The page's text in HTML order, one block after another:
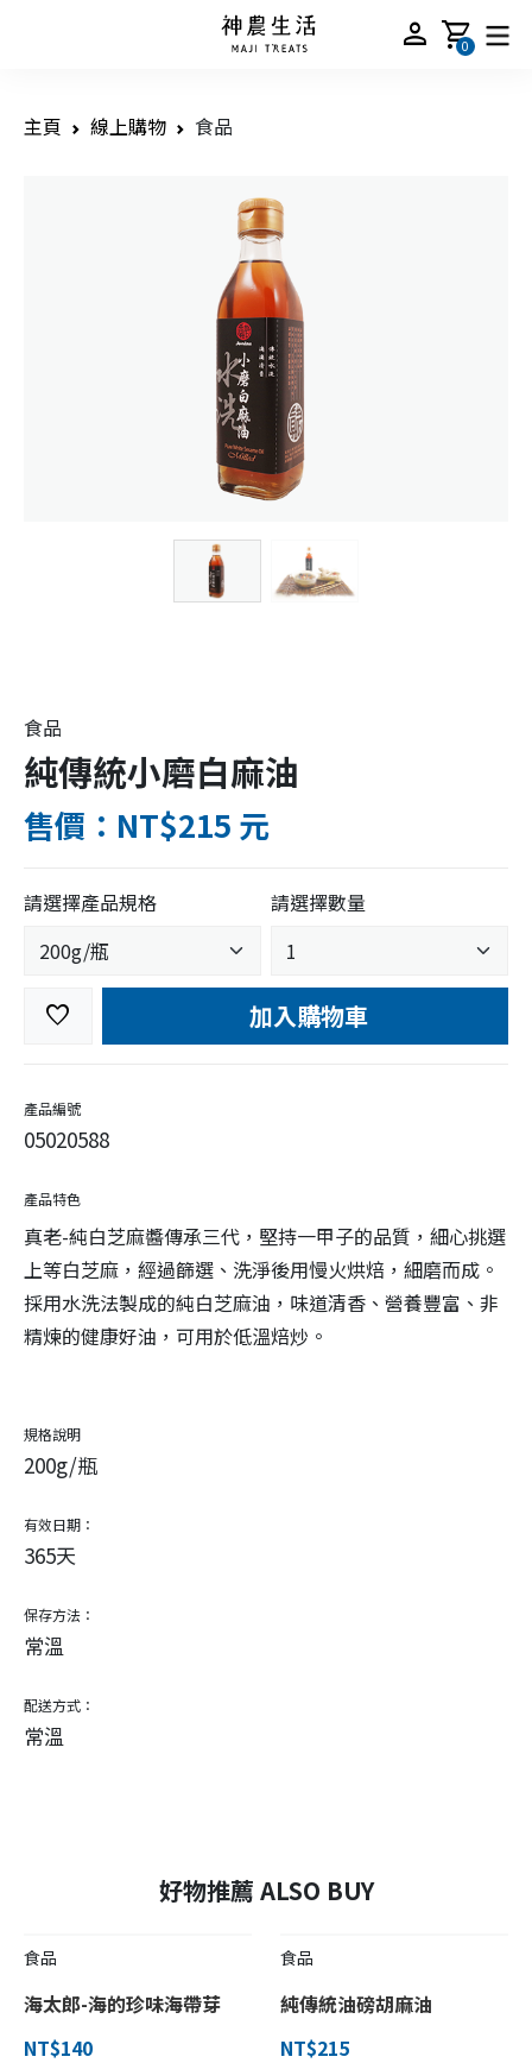
person shopping_cart
0
主頁 線上購物 食品
食品
純傳統小磨白麻油
售價：NT$215 元
請選擇產品規格 請選擇數量
favorite 加入購物車
產品編號
05020588
產品特色
真老-純白芝麻醬傳承三代，堅持一甲子的品質，細心挑選
上等白芝麻，經過篩選、洗淨後用慢火烘焙，細磨而成。
採用水洗法製成的純白芝麻油，味道清香、營養豐富、非
精煉的健康好油，可用於低溫焙炒。
規格說明
200g/瓶
有效日期：
365天
保存方法：
常溫
配送方式：
常溫
好物推薦 ALSO BUY
食品
海太郎-海的珍味海帶芽
NT$140
食品
純傳統油磅胡麻油
NT$215